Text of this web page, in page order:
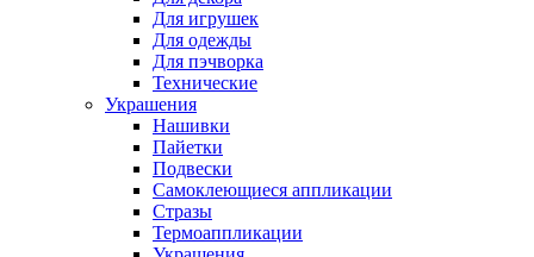
Для игрушек
Для одежды
Для пэчворка
Технические
Украшения
Нашивки
Пайетки
Подвески
Самоклеющиеся аппликации
Стразы
Термоаппликации